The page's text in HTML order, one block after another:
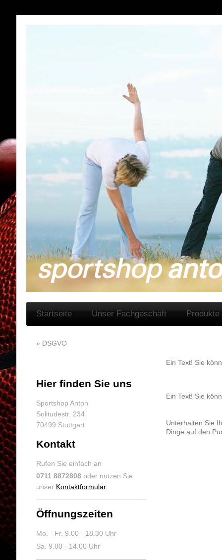
Startseite Unser Fachgeschäft Produkte
Ein Text! Sie
Ein Text! Sie
Unterhalten Sie
Dinge auf den
DSGVO
Hier finden Sie uns
Sportshop Anton
Solitudestr. 234
70499 Stuttgart
Kontakt
Rufen Sie einfach an
0711 8872808oder nutzen Sie
unser Kontaktformular.
Öffnungszeiten
Mo. - Fr. 9.00 - 18.30 Uhr
Sa. 9.00 - 14.00 Uhr